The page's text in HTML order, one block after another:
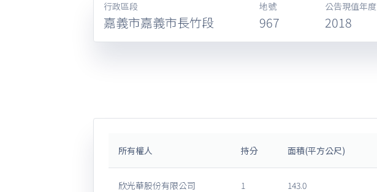
行政區段
嘉義市嘉義市長竹段
地號
967
公告現值年度
2018
所有權人 持分 面積(平方公尺)
欣光華股份有限公司 1 143.0